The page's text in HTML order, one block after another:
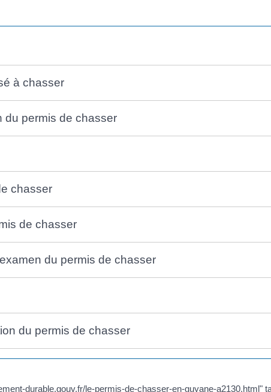
à chasser
du permis de chasser
chasser
de chasser
du permis de chasser
du permis de chasser
durable.gouv.fr/le-permis-de-chasser-en-guyane-a2130.html"